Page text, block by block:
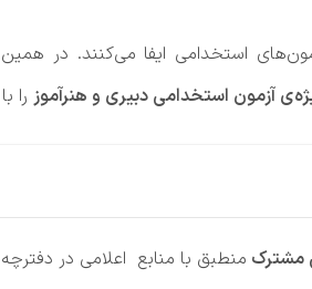
استخدامی ایفا می‌کنند. در
آزمون استخدامی دبیری و هنرآموز را
منطبق با منابع اعلامی در